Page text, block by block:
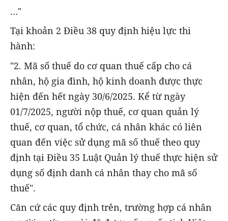
…"
Tại khoản 2 Điều 38 quy định hiệu lực thi
hành:
"2. Mã số thuế do cơ quan thuế cấp cho cá
nhân, hộ gia đình, hộ kinh doanh được thực
hiện đến hết ngày 30/6/2025. Kể từ ngày
01/7/2025, người nộp thuế, cơ quan quản lý
thuế, cơ quan, tổ chức, cá nhân khác có liên
quan đến việc sử dụng mã số thuế theo quy
định tại Điều 35 Luật Quản lý thuế thực hiện sử
dụng số định danh cá nhân thay cho mã số
thuế".
Căn cứ các quy định trên, trường hợp cá nhân